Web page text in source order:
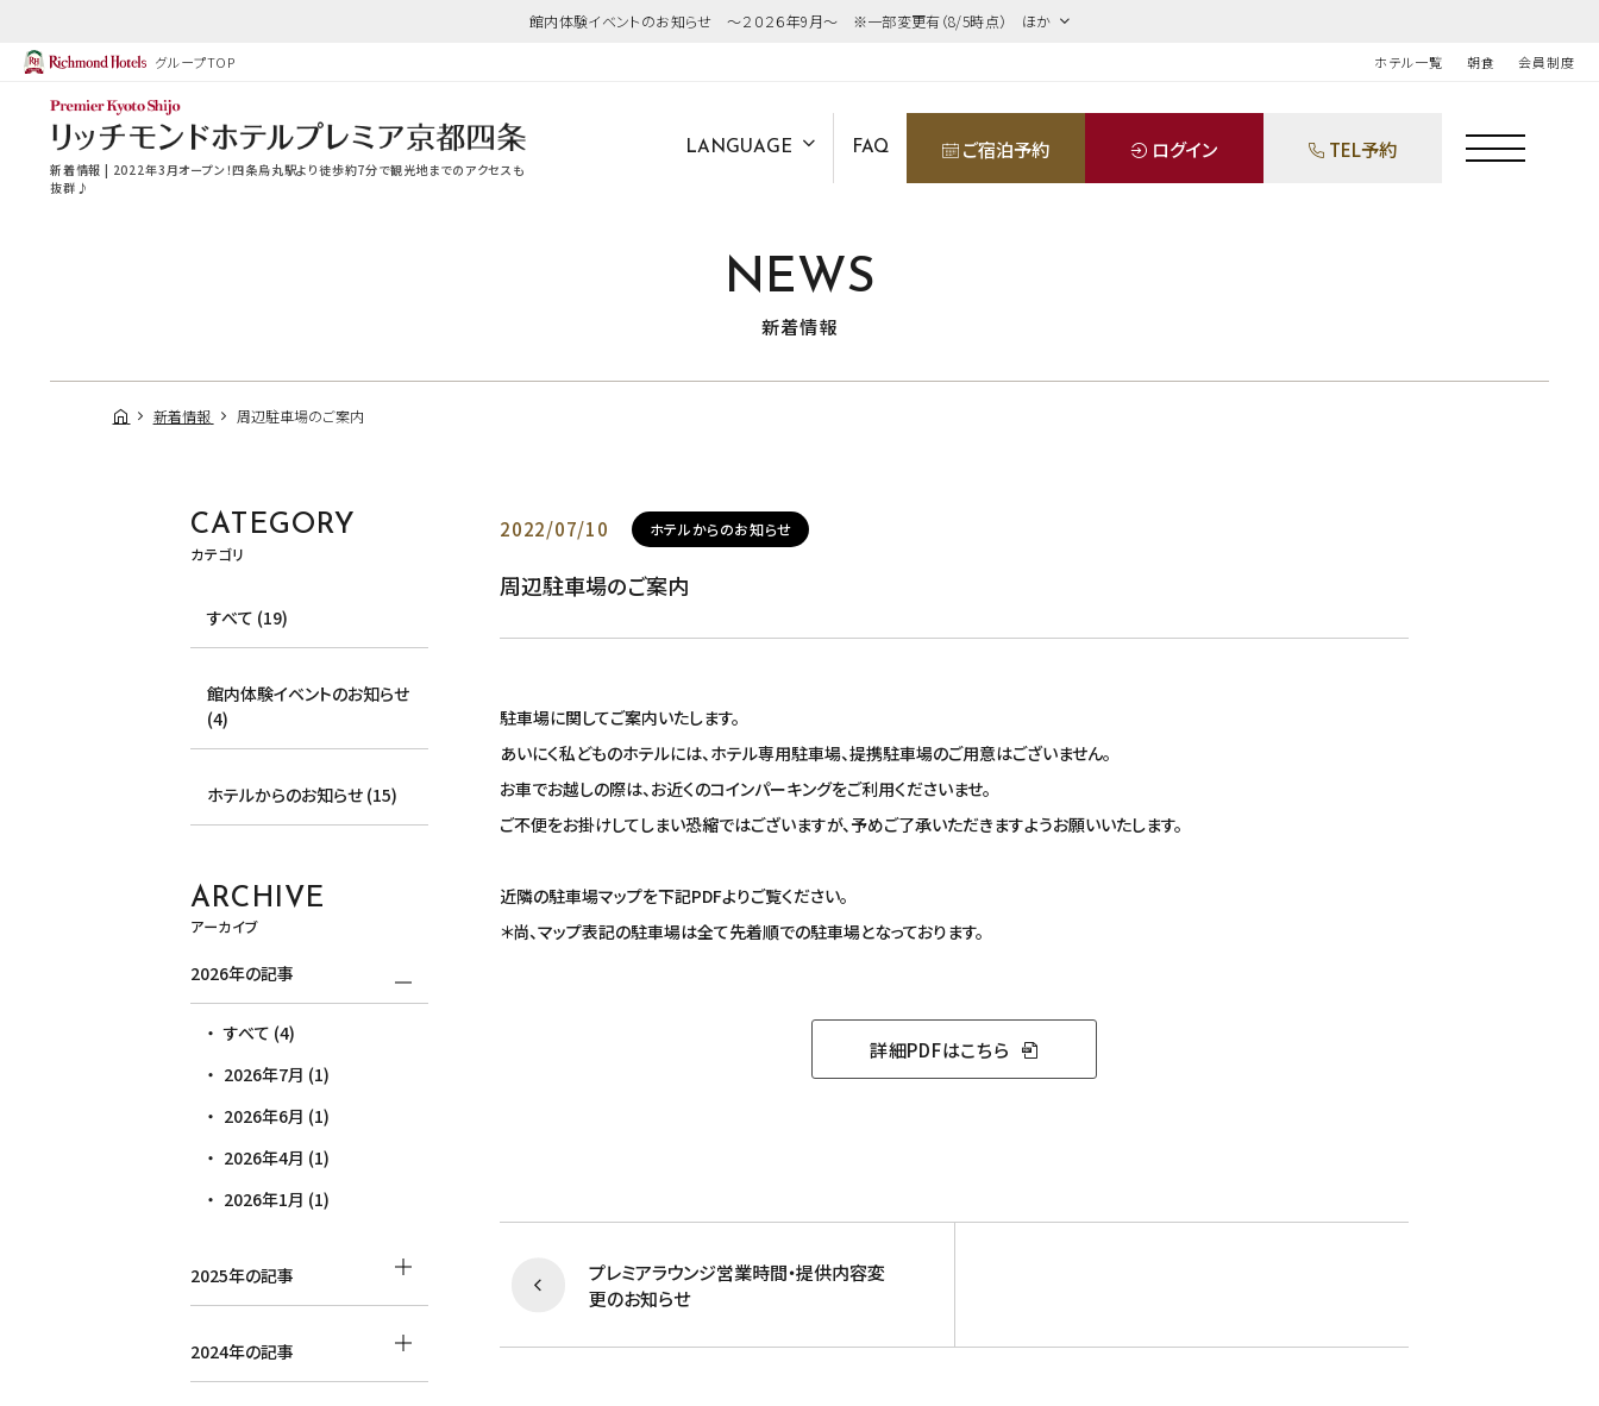
館内体験イベントのお知らせ ～２０２６年9月～ ※一部変更有（8/5時点） ほか
グループTOP ホテル一覧 朝食 会員制度
新着情報 | 2022年3月オープン！四条烏丸駅より徒歩約7分で観光地までのアクセスも
抜群♪
LANGUAGE FAQ ご宿泊予約 ログイン TEL予約
NEWS
新着情報
新着情報 周辺駐車場のご案内
2022/07/10 ホテルからのお知らせ
周辺駐車場のご案内
駐車場に関してご案内いたします。
あいにく私どものホテルには、 ホテル専用駐車場、提携駐車場のご用意はございません。
お車でお越しの際は、お近くのコインパーキングをご利用くださいませ。
ご不便をお掛けしてしまい恐縮ではございますが、予めご了承いただきますようお願いいたします。
近隣の駐車場マップを下記PDFよりご覧ください。
＊尚、マップ表記の駐車場は全て先着順での駐車場となっております。
詳細PDFはこちら
プレミアラウンジ営業時間・提供内容変
更のお知らせ
CATEGORY
カテゴリ
すべて (19)
館内体験イベントのお知らせ
(4)
ホテルからのお知らせ (15)
ARCHIVE
アーカイブ
2026年の記事
すべて (4)
2026年7月 (1)
2026年6月 (1)
2026年4月 (1)
2026年1月 (1)
2025年の記事
2024年の記事